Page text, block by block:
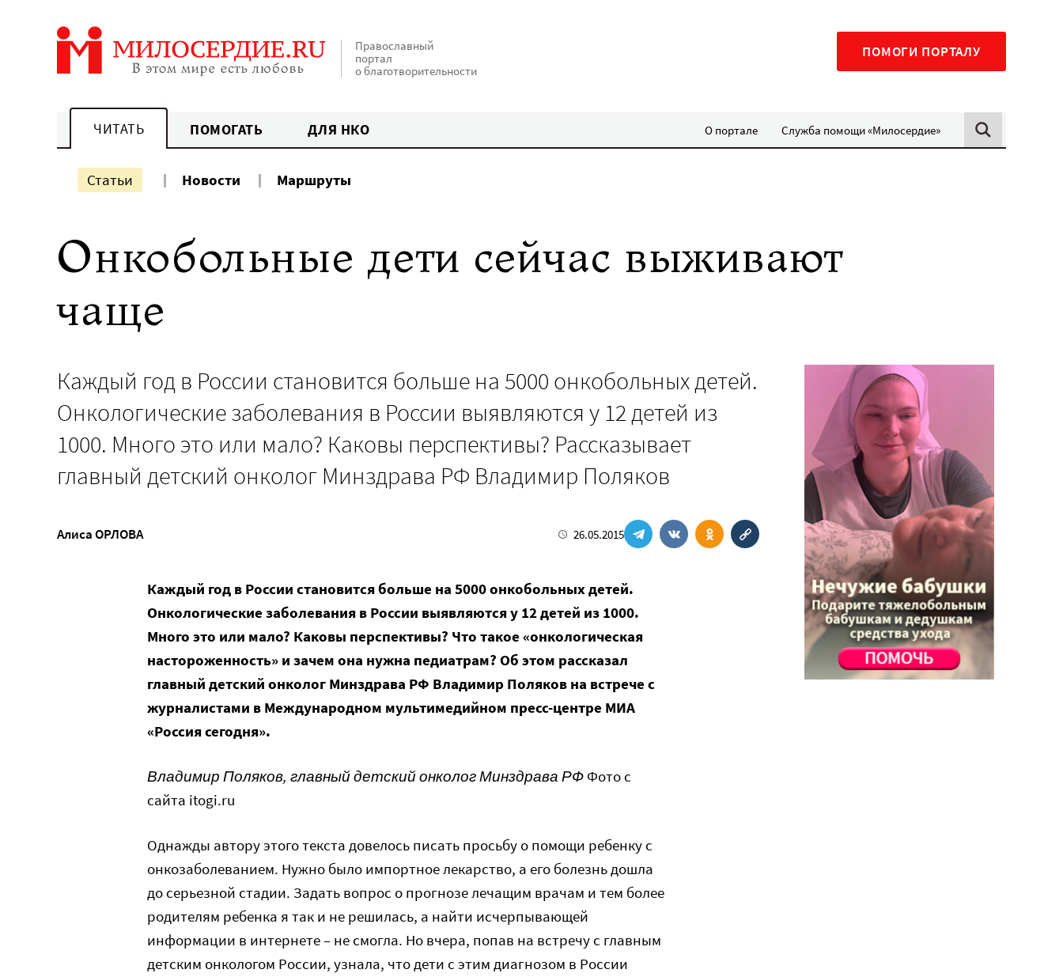
Православный
портал
о благотворительности
ПОМОГИ ПОРТАЛУ
ЧИТАТЬ ПОМОГАТЬ ДЛЯ НКО О портале Служба помощи «Милосердие»
Статьи Новости Маршруты
Онкобольные дети сейчас выживают
чаще
Каждый год в России становится больше на 5000 онкобольных детей.
Онкологические заболевания в России выявляются у 12 детей из
1000. Много это или мало? Каковы перспективы? Рассказывает
главный детский онколог Минздрава РФ Владимир Поляков
Алиса ОРЛОВА 26.05.2015
Каждый год в России становится больше на 5000 онкобольных детей.
Онкологические заболевания в России выявляются у 12 детей из 1000.
Много это или мало? Каковы перспективы? Что такое «онкологическая
настороженность» и зачем она нужна педиатрам? Об этом рассказал
главный детский онколог Минздрава РФ Владимир Поляков на встрече с
журналистами в Международном мультимедийном пресс-центре МИА
«Россия сегодня».
Владимир Поляков, главный детский онколог Минздрава РФ Фото с
сайта itogi.ru
Однажды автору этого текста довелось писать просьбу о помощи ребенку с
онкозаболеванием. Нужно было импортное лекарство, а его болезнь дошла
до серьезной стадии. Задать вопрос о прогнозе лечащим врачам и тем более
родителям ребенка я так и не решилась, а найти исчерпывающей
информации в интернете – не смогла. Но вчера, попав на встречу с главным
детским онкологом России, узнала, что дети с этим диагнозом в России